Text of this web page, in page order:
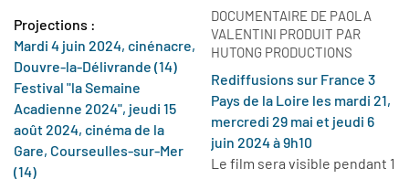
Projections :
Mardi 4 juin 2024, cinénacre,
Douvre-la-Délivrande (14)
Festival "la Semaine
Acadienne 2024", jeudi 15
août 2024, cinéma de la
Gare, Courseulles-sur-Mer
(14)
DOCUMENTAIRE DE PAOLA
VALENTINI PRODUIT PAR
HUTONG PRODUCTIONS
Rediffusions sur France 3
Pays de la Loire les mardi 21,
mercredi 29 mai et jeudi 6
juin 2024 à 9h10
Le film sera visible pendant 1